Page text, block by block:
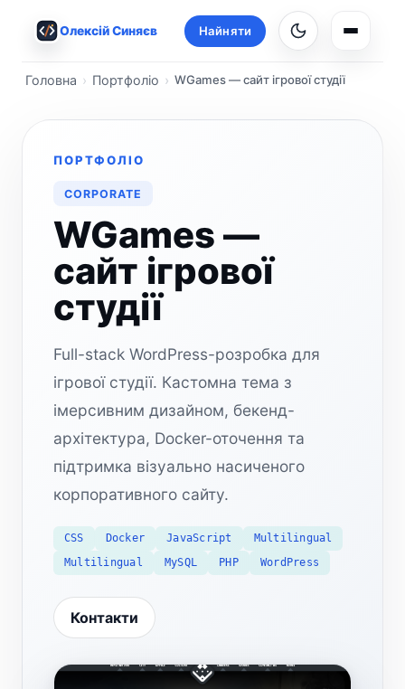
Олексій Синяєв Найняти
Головна Портфоліо WGames — сайт ігрової студії
ПОРТФОЛІО
CORPORATE
WGames —
сайт ігрової
студії
Full-stack WordPress-розробка для
ігрової студії. Кастомна тема з
імерсивним дизайном, бекенд-
архітектура, Docker-оточення та
підтримка візуально насиченого
корпоративного сайту.
CSS Docker JavaScript
Multilingual
Multilingual
MySQL PHP WordPress
Контакти